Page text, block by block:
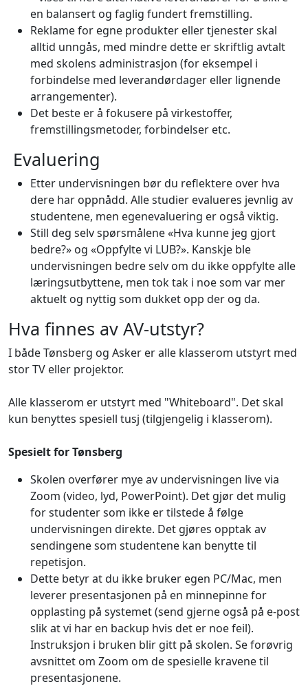
en balansert og faglig fundert fremstilling.
Reklame for egne produkter eller tjenester skal
alltid unngås, med mindre dette er skriftlig avtalt
med skolens administrasjon (for eksempel i
forbindelse med leverandørdager eller lignende
arrangementer).
Det beste er å fokusere på virkestoffer,
fremstillingsmetoder, forbindelser etc.
Evaluering
Etter undervisningen bør du reflektere over hva
dere har oppnådd. Alle studier evalueres jevnlig av
studentene, men egenevaluering er også viktig.
Still deg selv spørsmålene «Hva kunne jeg gjort
bedre?» og «Oppfylte vi LUB?». Kanskje ble
undervisningen bedre selv om du ikke oppfylte alle
læringsutbyttene, men tok tak i noe som var mer
aktuelt og nyttig som dukket opp der og da.
Hva finnes av AV-utstyr?
I både Tønsberg og Asker er alle klasserom utstyrt med
stor TV eller projektor.
Alle klasserom er utstyrt med "Whiteboard". Det skal
kun benyttes spesiell tusj (tilgjengelig i klasserom).
Spesielt for Tønsberg
Skolen overfører mye av undervisningen live via
Zoom (video, lyd, PowerPoint). Det gjør det mulig
for studenter som ikke er tilstede å følge
undervisningen direkte. Det gjøres opptak av
sendingene som studentene kan benytte til
repetisjon.
Dette betyr at du ikke bruker egen PC/Mac, men
leverer presentasjonen på en minnepinne for
opplasting på systemet (send gjerne også på e-post
slik at vi har en backup hvis det er noe feil).
Instruksjon i bruken blir gitt på skolen. Se forøvrig
avsnittet om Zoom om de spesielle kravene til
presentasjonene.